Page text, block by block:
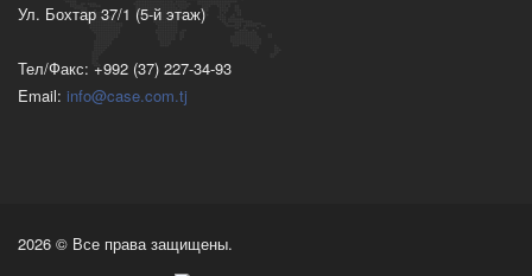
Ул. Бохтар 37/1 (5-й этаж)
Тел/Факс: +992 (37) 227-34-93
Email: info@case.com.tj
2026 © Все права защищены.